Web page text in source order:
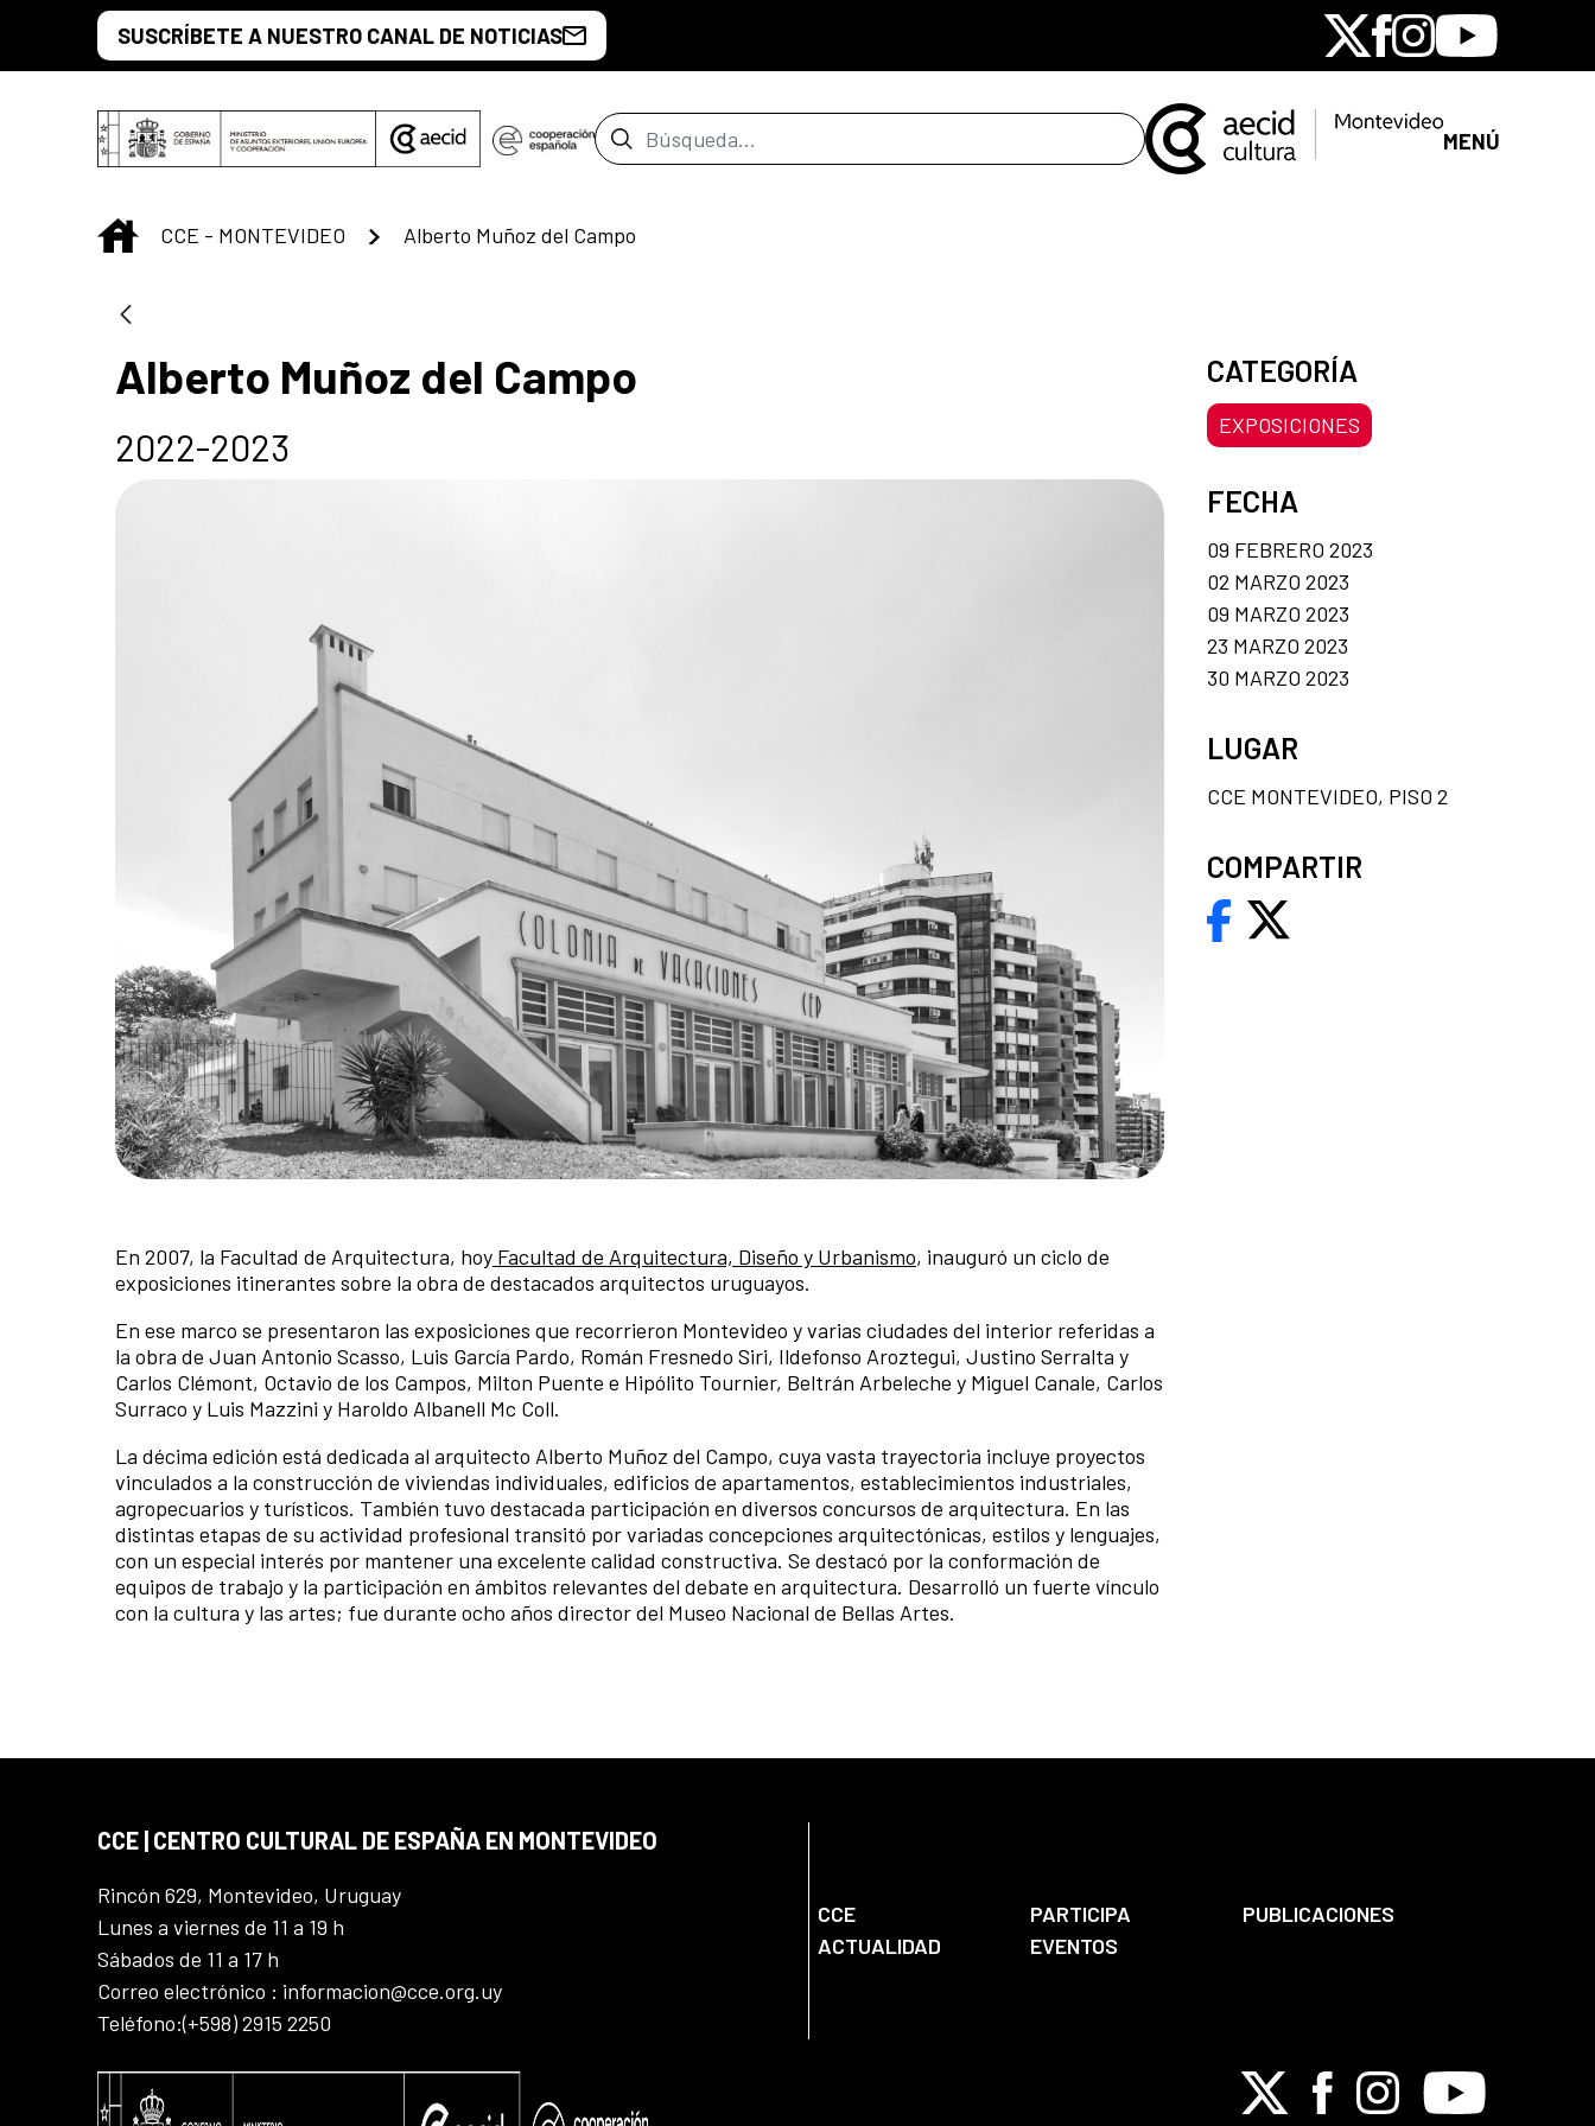
Saltar al contenido principal
SUSCRÍBETE A NUESTRO CANAL DE NOTICIAS X Facebook
Instagram
Youtube
Barra de búsqueda MENÚ
INICIO
CCE - MONTEVIDEO Alberto Muñoz del Campo
Alberto Muñoz del Campo
2022-2023
En 2007, la Facultad de Arquitectura, hoy Facultad de Arquitectura, Diseño y Urbanismo, inauguró un ciclo de
exposiciones itinerantes sobre la obra de destacados arquitectos uruguayos.
En ese marco se presentaron las exposiciones que recorrieron Montevideo y varias ciudades del interior referidas a
la obra de Juan Antonio Scasso, Luis García Pardo, Román Fresnedo Siri, Ildefonso Aroztegui, Justino Serralta y
Carlos Clémont, Octavio de los Campos, Milton Puente e Hipólito Tournier, Beltrán Arbeleche y Miguel Canale, Carlos
Surraco y Luis Mazzini y Haroldo Albanell Mc Coll.
La décima edición está dedicada al arquitecto Alberto Muñoz del Campo, cuya vasta trayectoria incluye proyectos
vinculados a la construcción de viviendas individuales, edificios de apartamentos, establecimientos industriales,
agropecuarios y turísticos. También tuvo destacada participación en diversos concursos de arquitectura. En las
distintas etapas de su actividad profesional transitó por variadas concepciones arquitectónicas, estilos y lenguajes,
con un especial interés por mantener una excelente calidad constructiva. Se destacó por la conformación de
equipos de trabajo y la participación en ámbitos relevantes del debate en arquitectura. Desarrolló un fuerte vínculo
con la cultura y las artes; fue durante ocho años director del Museo Nacional de Bellas Artes.
CATEGORÍA
EXPOSICIONES
FECHA
09 FEBRERO 2023
02 MARZO 2023
09 MARZO 2023
23 MARZO 2023
30 MARZO 2023
LUGAR
CCE MONTEVIDEO, PISO 2
COMPARTIR
CCE | CENTRO CULTURAL DE ESPAÑA EN MONTEVIDEO
Rincón 629, Montevideo, Uruguay
Lunes a viernes de 11 a 19 h
Sábados de 11 a 17 h
Correo electrónico : informacion@cce.org.uy
Teléfono:(+598) 2915 2250
CCE PARTICIPA
PUBLICACIONES
ACTUALIDAD
EVENTOS
X FacebookInstagramYoutube